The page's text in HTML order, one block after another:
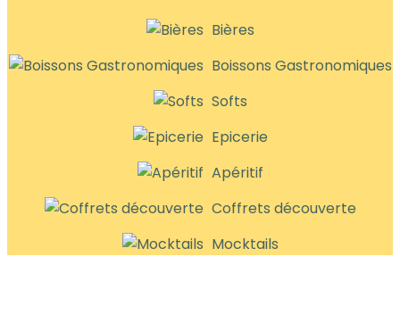
Bières
Boissons Gastronomiques
Softs
Epicerie
Apéritif
Coffrets découverte
Mocktails